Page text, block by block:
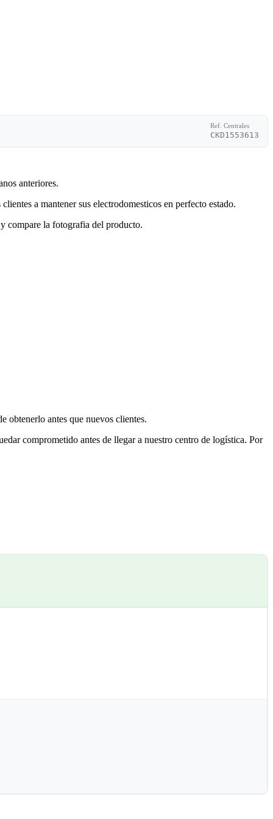
Ref. Centrales
CKD1553613
anteriores.
a mantener sus electrodomesticos en perfecto estado.
compare la fotografia del producto.
obtenerlo antes que nuevos clientes.
comprometido antes de llegar a nuestro centro de logística. Por